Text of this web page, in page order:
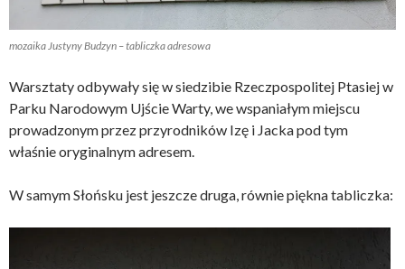
mozaika Justyny Budzyn – tabliczka adresowa
Warsztaty odbywały się w siedzibie Rzeczpospolitej Ptasiej w
Parku Narodowym Ujście Warty, we wspaniałym miejscu
prowadzonym przez przyrodników Izę i Jacka pod tym
właśnie oryginalnym adresem.
W samym Słońsku jest jeszcze druga, równie piękna tabliczka: